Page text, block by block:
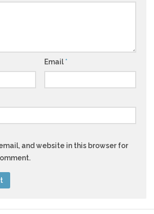
Email *
and website in this browser for